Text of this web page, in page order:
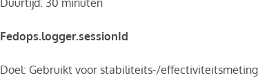
Duurtijd: 30 minuten
Fedops.logger.sessionId
Doel: Gebruikt voor stabiliteits-/effectiviteitsmeting